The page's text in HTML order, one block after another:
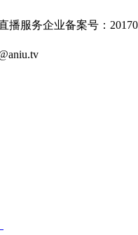
播服务企业备案号：